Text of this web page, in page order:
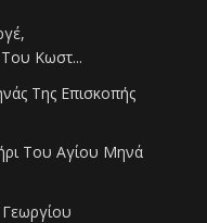
Κωστ...
Της Επισκοπής
Του Αγίου Μηνά